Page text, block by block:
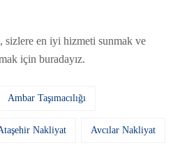
en iyi hizmeti sunmak ve
için buradayız.
Ambar Taşımacılığı
Nakliyat Avcılar Nakliyat